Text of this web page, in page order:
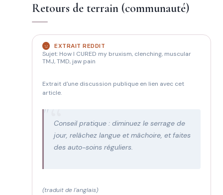
Retours de terrain (communauté)
EXTRAIT REDDIT
Sujet: How I CURED my bruxism, clenching, muscular
TMJ, TMD, jaw pain
Extrait d'une discussion publique en lien avec cet
article.
"
Conseil pratique : diminuez le serrage de
jour, relâchez langue et mâchoire, et faites
des auto-soins réguliers.
(traduit de l'anglais)